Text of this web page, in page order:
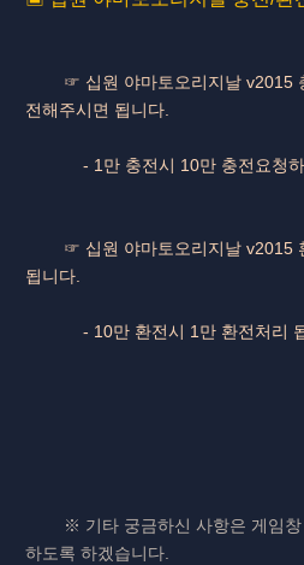
☞ 십원 야마토오리지날 v2015
전해주시면 됩니다.
- 1만 충전시 10만 충전요청
☞ 십원 야마토오리지날 v2015
됩니다.
- 10만 환전시 1만 환전처리
※ 기타 궁금하신 사항은 게임
하도록 하겠습니다.